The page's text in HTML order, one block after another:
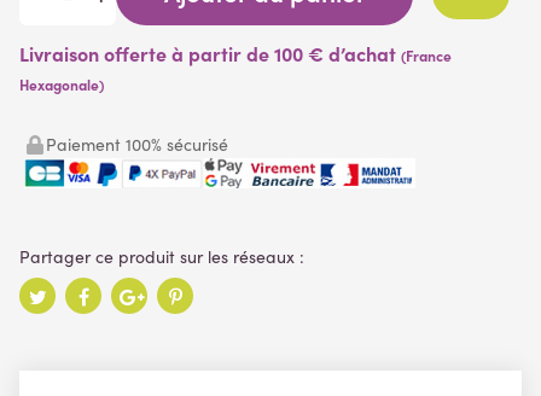
Livraison offerte à partir de 100 € d’achat (France
Hexagonale)
Paiement 100% sécurisé